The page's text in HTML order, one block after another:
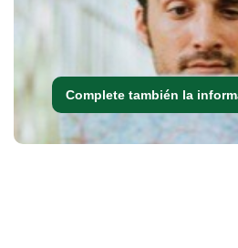
Complete también la